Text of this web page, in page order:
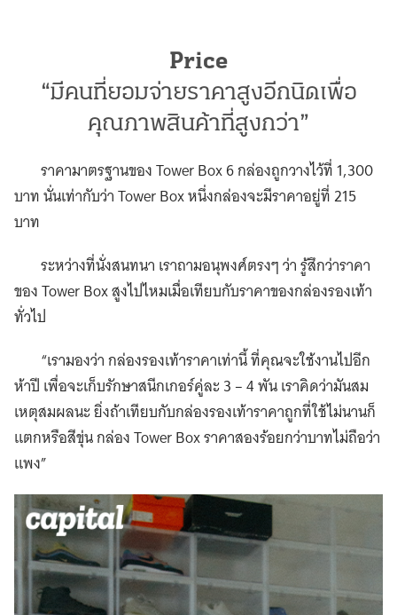
Price
“มีคนที่ยอมจ่ายราคาสูงอีกนิดเพื่อ
คุณภาพสินค้าที่สูงกว่า”
ราคามาตรฐานของ Tower Box 6 กล่องถูกวางไว้ที่ 1,300
บาท นั่นเท่ากับว่า Tower Box หนึ่งกล่องจะมีราคาอยู่ที่ 215
บาท
ระหว่างที่นั่งสนทนา เราถามอนุพงศ์ตรงๆ ว่า รู้สึกว่าราคา
ของ Tower Box สูงไปไหมเมื่อเทียบกับราคาของกล่องรองเท้า
ทั่วไป
“เรามองว่า กล่องรองเท้าราคาเท่านี้ ที่คุณจะใช้งานไปอีก
ห้าปี เพื่อจะเก็บรักษาสนีกเกอร์คู่ละ 3 – 4 พัน เราคิดว่ามันสม
เหตุสมผลนะ ยิ่งถ้าเทียบกับกล่องรองเท้าราคาถูกที่ใช้ไม่นานก็
แตกหรือสีขุ่น กล่อง Tower Box ราคาสองร้อยกว่าบาทไม่ถือว่า
แพง”